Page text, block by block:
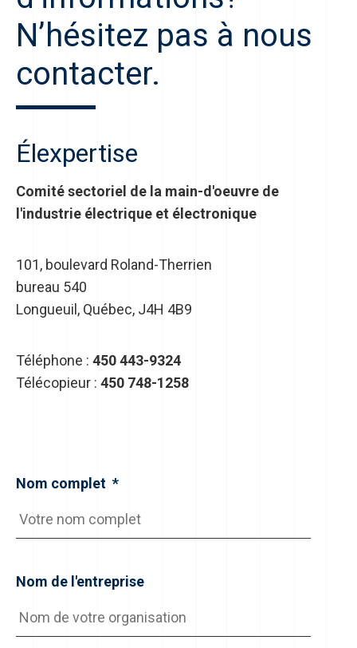
N’hésitez pas à nous
contacter.
Élexpertise
Comité sectoriel de la main-d'oeuvre de
l'industrie électrique et électronique
101, boulevard Roland-Therrien
bureau 540
Longueuil, Québec, J4H 4B9
Téléphone : 450 443-9324
Télécopieur : 450 748-1258
Nom complet *
Nom de l'entreprise